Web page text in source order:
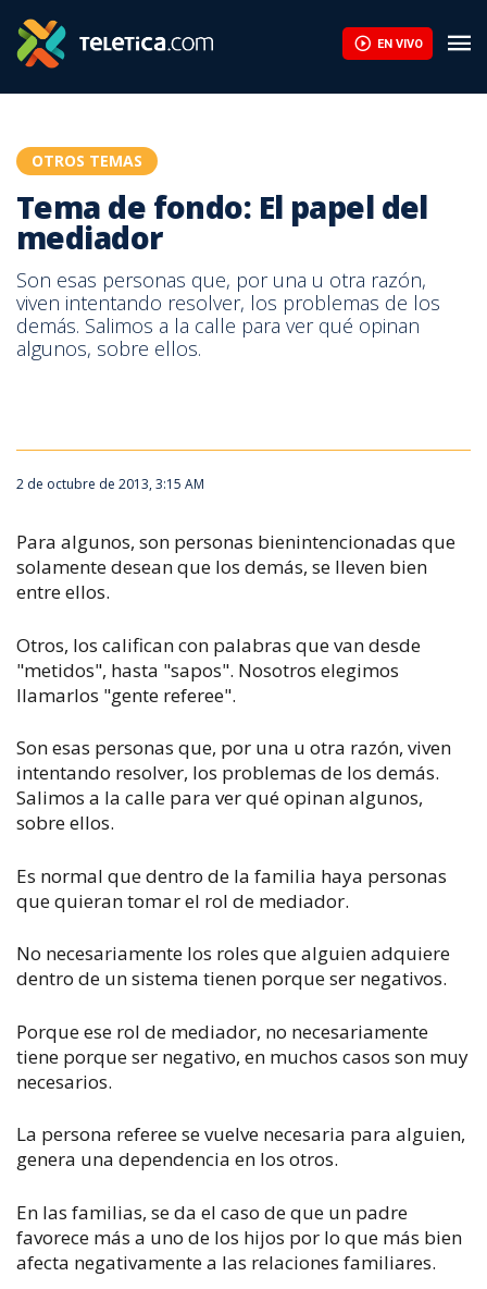
EN VIVO
OTROS TEMAS
Tema de fondo: El papel del
mediador
Son esas personas que, por una u otra razón,
viven intentando resolver, los problemas de los
demás. Salimos a la calle para ver qué opinan
algunos, sobre ellos.
2 de octubre de 2013, 3:15 AM
Para algunos, son personas bienintencionadas que
solamente desean que los demás, se lleven bien
entre ellos.
Otros, los califican con palabras que van desde
"metidos", hasta "sapos". Nosotros elegimos
llamarlos "gente referee".
Son esas personas que, por una u otra razón, viven
intentando resolver, los problemas de los demás.
Salimos a la calle para ver qué opinan algunos,
sobre ellos.
Es normal que dentro de la familia haya personas
que quieran tomar el rol de mediador.
No necesariamente los roles que alguien adquiere
dentro de un sistema tienen porque ser negativos.
Porque ese rol de mediador, no necesariamente
tiene porque ser negativo, en muchos casos son muy
necesarios.
La persona referee se vuelve necesaria para alguien,
genera una dependencia en los otros.
En las familias, se da el caso de que un padre
favorece más a uno de los hijos por lo que más bien
afecta negativamente a las relaciones familiares.